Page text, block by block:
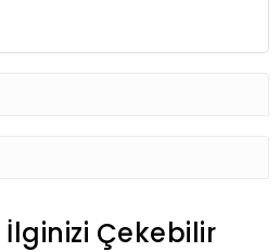
İlginizi Çekebilir